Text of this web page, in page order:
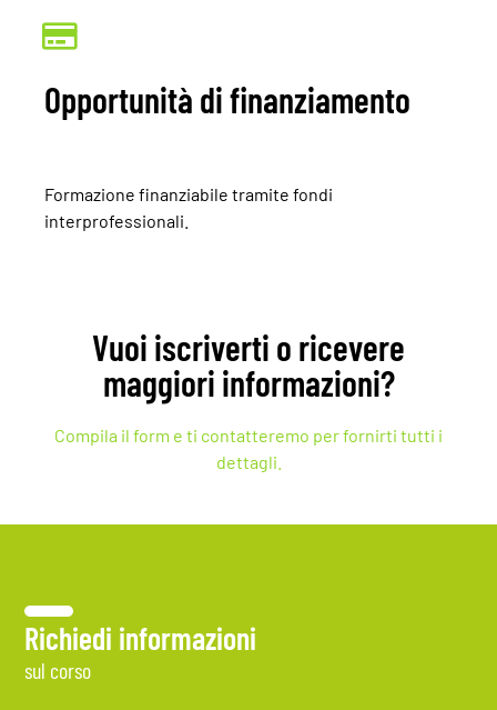
Opportunità di finanziamento
Formazione finanziabile tramite fondi
interprofessionali.
Vuoi iscriverti o ricevere
maggiori informazioni?
Compila il form e ti contatteremo per fornirti tutti i
dettagli.
Richiedi informazioni
sul corso